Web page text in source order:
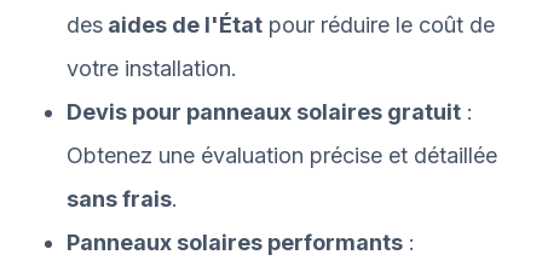
des aides de l'État pour réduire le coût de
votre installation.
Devis pour panneaux solaires gratuit :
Obtenez une évaluation précise et détaillée
sans frais.
Panneaux solaires performants :